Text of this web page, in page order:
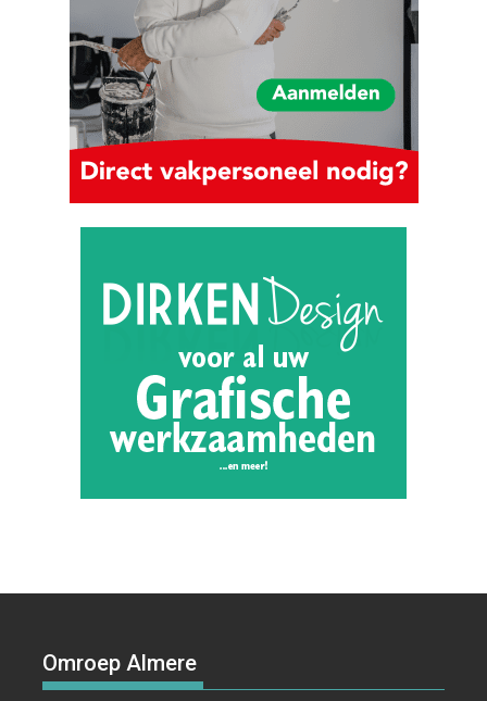
Omroep Almere